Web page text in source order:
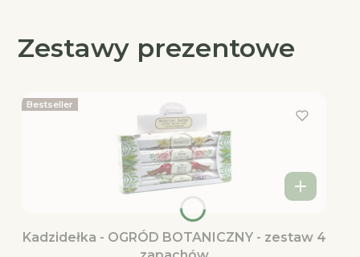
Zestawy prezentowe
Bestseller
Kadzidełka - OGRÓD BOTANICZNY - zestaw 4